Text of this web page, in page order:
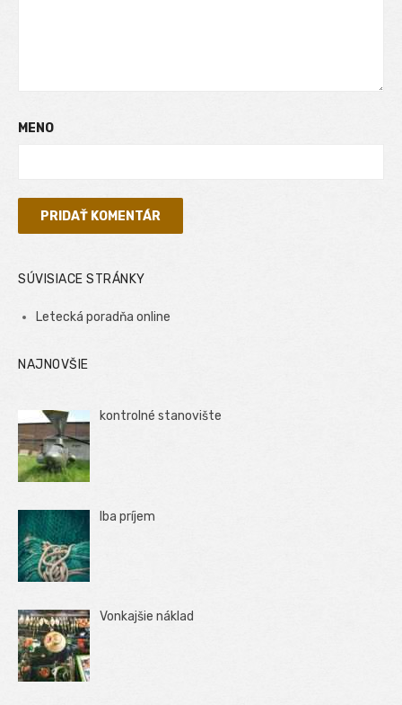
MENO
SÚVISIACE STRÁNKY
Letecká poradňa online
NAJNOVŠIE
kontrolné stanovište
Iba príjem
Vonkajšie náklad